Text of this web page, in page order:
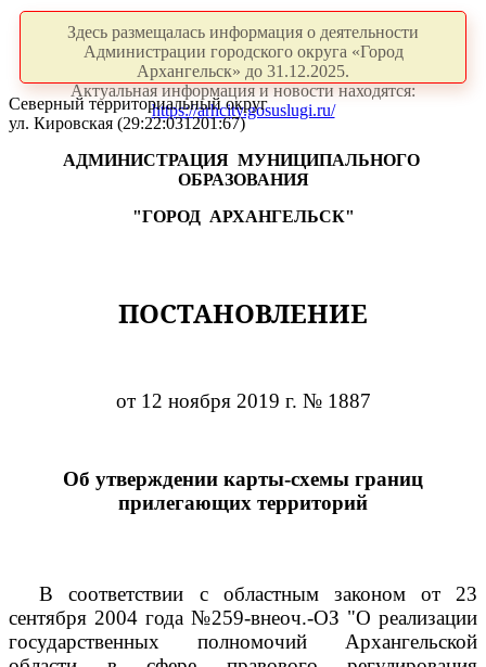
Здесь размещалась информация о деятельности
Администрации городского округа «Город
Архангельск» до 31.12.2025.
Актуальная информация и новости находятся:
https://arhcity.gosuslugi.ru/
Северный территориальный округ
ул. Кировская (29:22:031201:67)
АДМИНИСТРАЦИЯ МУНИЦИПАЛЬНОГО
ОБРАЗОВАНИЯ
"ГОРОД АРХАНГЕЛЬСК"
ПОСТАНОВЛЕНИЕ
от 12 ноября 2019 г. № 1887
Об утверждении карты-схемы границ
прилегающих территорий
В соответствии с областным законом от 23
сентября 2004 года №259-внеоч.-ОЗ "О реализации
государственных полномочий Архангельской